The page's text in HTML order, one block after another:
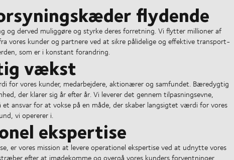
flydende
og derved muliggøre og styrke deres forretning. Vi flytter millioner af
vores kunder og partnere ved at sikre pålidelige og effektive transport-
som er i konstant forandring.
vækst
for vores kunder, medarbejdere, aktionærer og samfundet. Bæredygtig
der klarer sig år efter år. Vi leverer det gennem tilpasningsevne,
ansvar for at vokse på en måde, der skaber langsigtet værdi for vores
vi opererer i.
ekspertise
er vores mission at levere operationel ekspertise ved at udnytte vores
efter at imødekomme og overgå vores kunders forventninger